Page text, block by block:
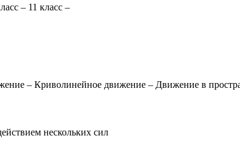
– 11 класс –
– Криволинейное движение – Движение в
нескольких сил